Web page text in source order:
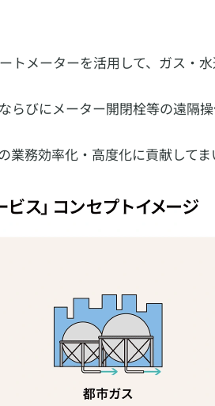
メーターを活用して、ガス・
びにメーター開閉栓等の遠隔
務効率化・高度化に貢献してま